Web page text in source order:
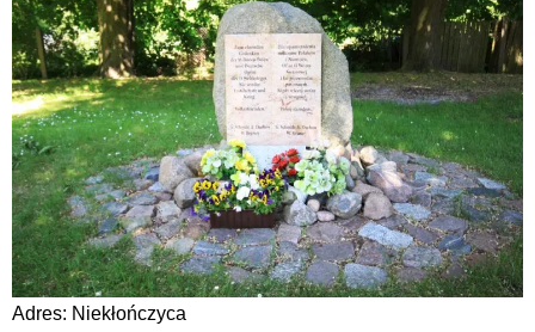
Adres: Niekłończyca